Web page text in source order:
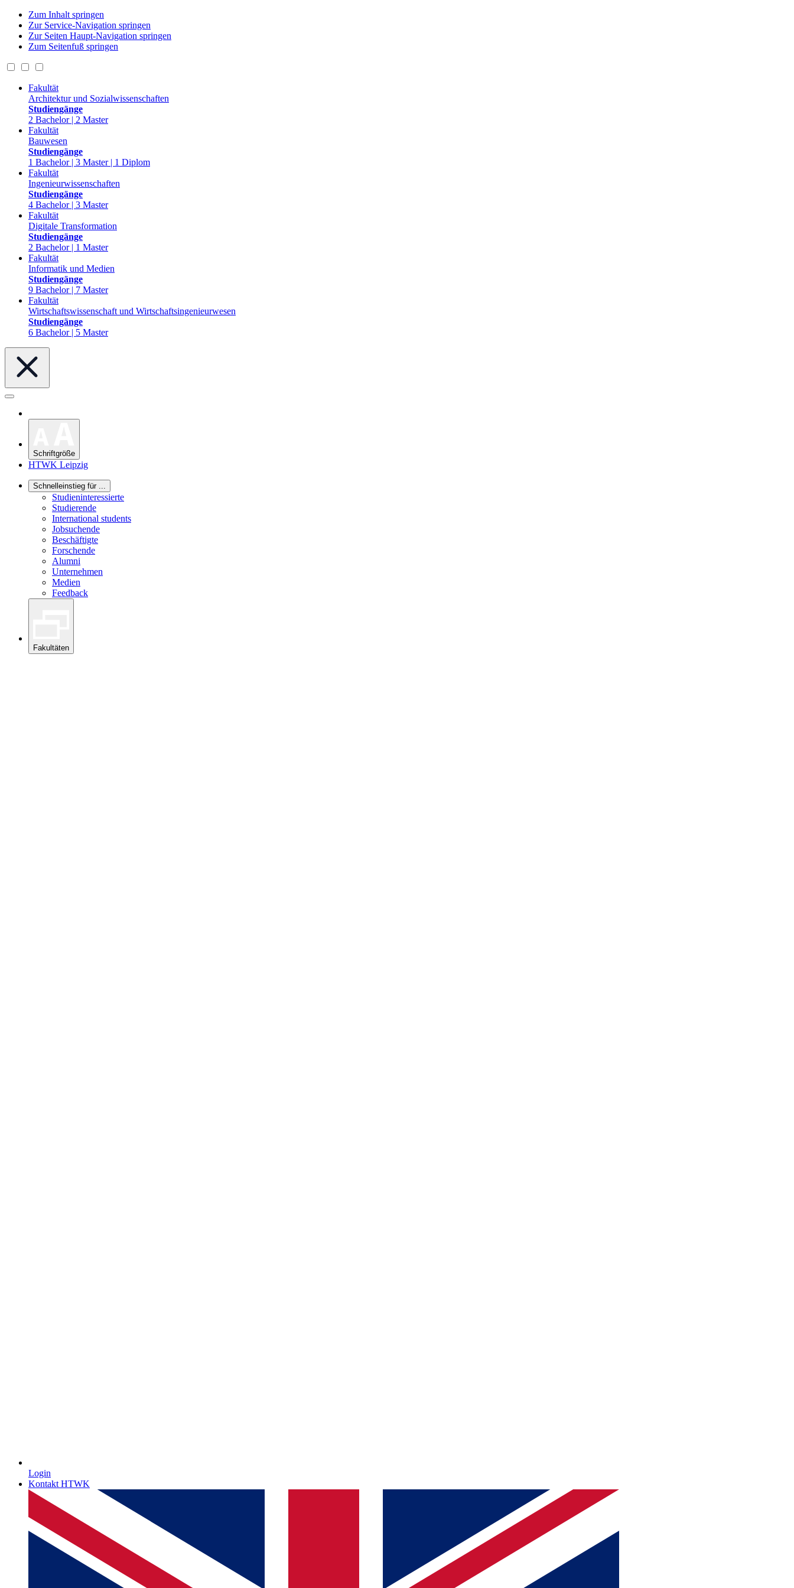
Zum Inhalt springen
Zur Service-Navigation springen
Zur Seiten Haupt-Navigation springen
Zum Seitenfuß springen
Fakultät
Architektur und Sozialwissenschaften
Studiengänge
2 Bachelor | 2 Master
Fakultät
Bauwesen
Studiengänge
1 Bachelor | 3 Master | 1 Diplom
Fakultät
Ingenieurwissenschaften
Studiengänge
4 Bachelor | 3 Master
Fakultät
Digitale Transformation
Studiengänge
2 Bachelor | 1 Master
Fakultät
Informatik und Medien
Studiengänge
9 Bachelor | 7 Master
Fakultät
Wirtschaftswissenschaft und Wirtschaftsingenieurwesen
Studiengänge
6 Bachelor | 5 Master
Schriftgröße
HTWK Leipzig
Schnelleinstieg für ...
Studieninteressierte
Studierende
International students
Jobsuchende
Beschäftigte
Forschende
Alumni
Unternehmen
Medien
Feedback
Fakultäten
Login
Kontakt HTWK